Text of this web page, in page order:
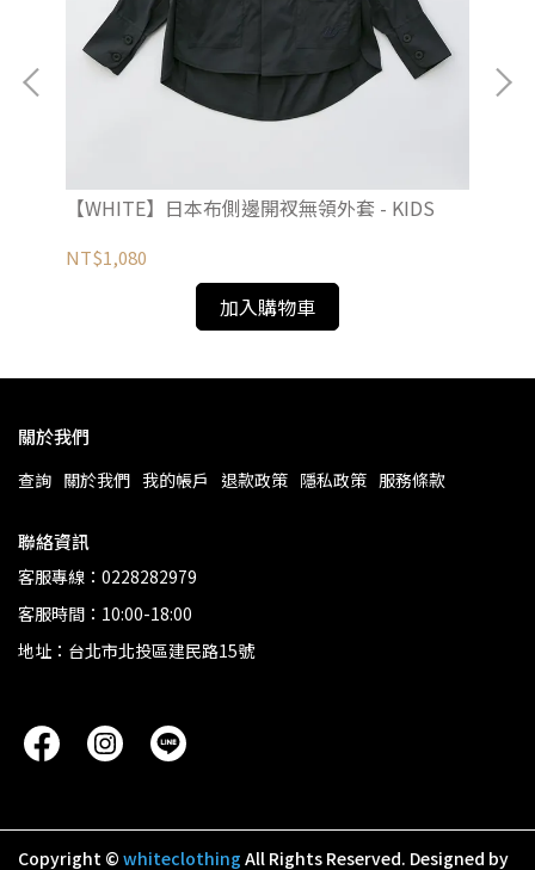
【WHITE】日本布側邊開衩無領外套 - KIDS
NT$1,080
加入購物車
關於我們
查詢 關於我們 我的帳戶 退款政策 隱私政策 服務條款
聯絡資訊
客服專線：0228282979
客服時間：10:00-18:00
地址：台北市北投區建民路15號
Copyright © whiteclothing All Rights Reserved. Designed by